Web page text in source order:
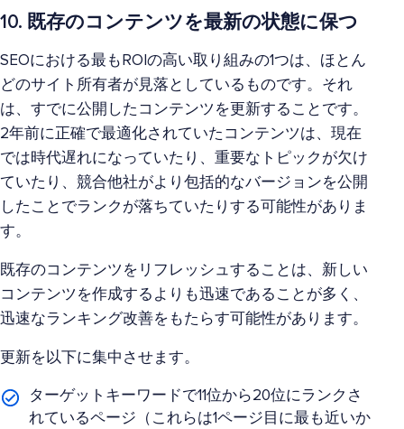
10. 既存のコンテンツを最新の状態に保つ
SEOにおける最もROIの高い取り組みの1つは、ほとん
どのサイト所有者が見落としているものです。それ
は、すでに公開したコンテンツを更新することです。
2年前に正確で最適化されていたコンテンツは、現在
では時代遅れになっていたり、重要なトピックが欠け
ていたり、競合他社がより包括的なバージョンを公開
したことでランクが落ちていたりする可能性がありま
す。
既存のコンテンツをリフレッシュすることは、新しい
コンテンツを作成するよりも迅速であることが多く、
迅速なランキング改善をもたらす可能性があります。
更新を以下に集中させます。
ターゲットキーワードで11位から20位にランクさ
れているページ（これらは1ページ目に最も近いか